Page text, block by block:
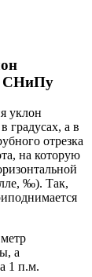
СНиПу
уклон
градусах, а в
отрезка
на которую
‰). Так,
а
1 п.м.